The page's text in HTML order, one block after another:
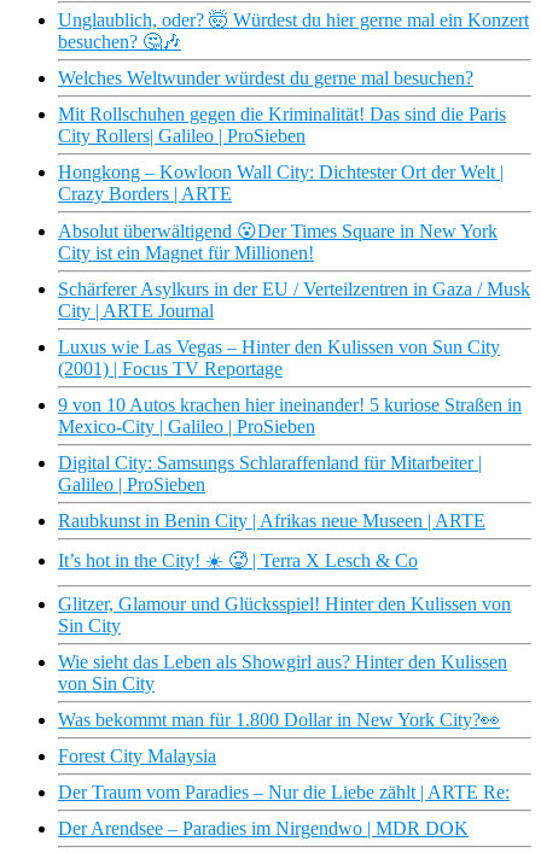
Unglaublich, oder? 🤯 Würdest du hier gerne mal ein Konzert
besuchen? 🤔🎶
Welches Weltwunder würdest du gerne mal besuchen?
Mit Rollschuhen gegen die Kriminalität! Das sind die Paris
City Rollers| Galileo | ProSieben
Hongkong – Kowloon Wall City: Dichtester Ort der Welt |
Crazy Borders | ARTE
Absolut überwältigend 😮Der Times Square in New York
City ist ein Magnet für Millionen!
Schärferer Asylkurs in der EU / Verteilzentren in Gaza / Musk
City | ARTE Journal
Luxus wie Las Vegas – Hinter den Kulissen von Sun City
(2001) | Focus TV Reportage
9 von 10 Autos krachen hier ineinander! 5 kuriose Straßen in
Mexico-City | Galileo | ProSieben
Digital City: Samsungs Schlaraffenland für Mitarbeiter |
Galileo | ProSieben
Raubkunst in Benin City | Afrikas neue Museen | ARTE
It’s hot in the City! ☀️ 🥵 | Terra X Lesch & Co
Glitzer, Glamour und Glücksspiel! Hinter den Kulissen von
Sin City
Wie sieht das Leben als Showgirl aus? Hinter den Kulissen
von Sin City
Was bekommt man für 1.800 Dollar in New York City?👀
Forest City Malaysia
Der Traum vom Paradies – Nur die Liebe zählt | ARTE Re:
Der Arendsee – Paradies im Nirgendwo | MDR DOK